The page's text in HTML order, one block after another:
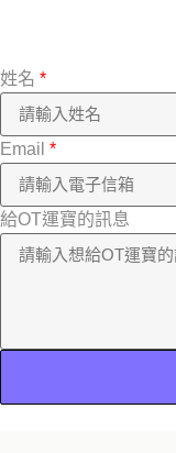
姓名 *
Email *
給OT運寶的訊息